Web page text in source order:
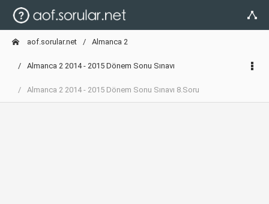
aof.sorular.net Almanca 2
Almanca 2 2014 - 2015 Dönem Sonu Sınavı
Almanca 2 2014 - 2015 Dönem Sonu Sınavı 8.Soru